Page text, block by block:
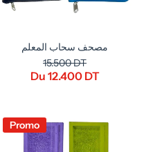
مصحف سحاب المعلم
15.500 DT
Du 12.400 DT
Promo